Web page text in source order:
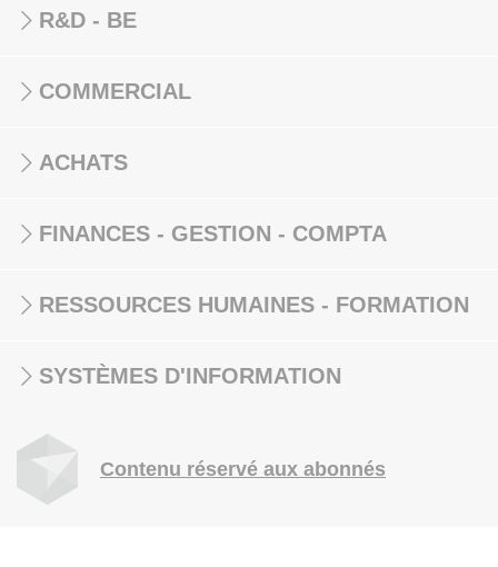
R&D - BE
COMMERCIAL
ACHATS
FINANCES - GESTION - COMPTA
RESSOURCES HUMAINES - FORMATION
SYSTÈMES D'INFORMATION
Contenu réservé aux abonnés